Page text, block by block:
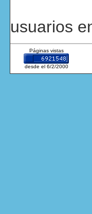
usuarios
Páginas vistas
desde el 6/2/2000